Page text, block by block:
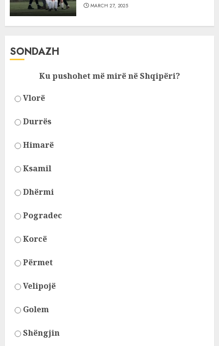
MARCH 27, 2025
SONDAZH
Ku pushohet më mirë në Shqipëri?
Vlorë
Durrës
Himarë
Ksamil
Dhërmi
Pogradec
Korcë
Përmet
Velipojë
Golem
Shëngjin